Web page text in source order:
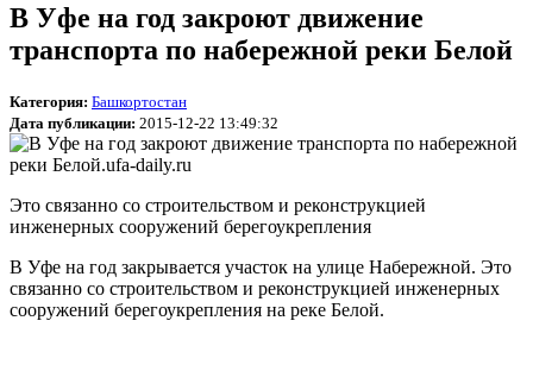
В Уфе на год закроют движение
транспорта по набережной реки Белой
Категория: Башкортостан
Дата публикации: 2015-12-22 13:49:32
Это связанно со строительством и реконструкцией
инженерных сооружений берегоукрепления
В Уфе на год закрывается участок на улице Набережной. Это
связанно со строительством и реконструкцией инженерных
сооружений берегоукрепления на реке Белой.